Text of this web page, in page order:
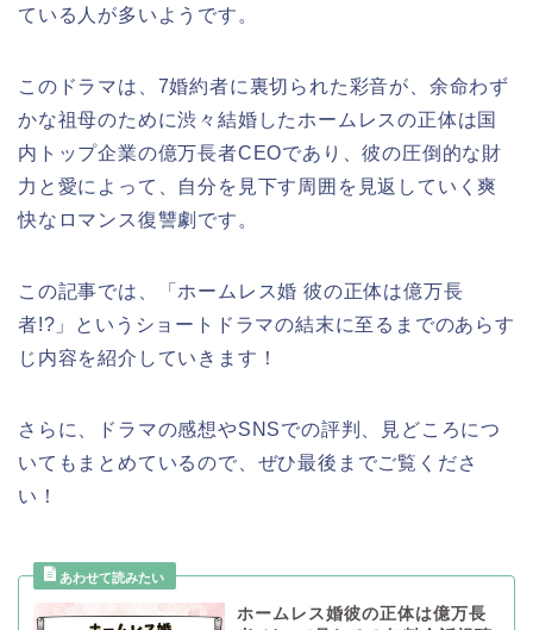
ている人が多いようです。
このドラマは、7婚約者に裏切られた彩音が、余命わず
かな祖母のために渋々結婚したホームレスの正体は国
内トップ企業の億万長者CEOであり、彼の圧倒的な財
力と愛によって、自分を見下す周囲を見返していく爽
快なロマンス復讐劇です。
この記事では、
「ホームレス婚 彼の正体は億万長
者!? 」 と いうショートドラマの結末に至るまでのあらす
じ内容を紹介していきます！
さらに、ドラマの感想やSNSでの評判、見どころにつ
いてもまとめているので、ぜひ最後までご覧くださ
い！
ホームレス婚彼の正体は億万長